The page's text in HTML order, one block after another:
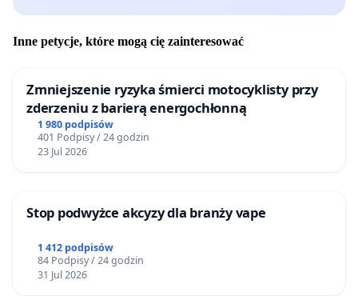
Inne petycje, które mogą cię zainteresować
Zmniejszenie ryzyka śmierci motocyklisty przy
zderzeniu z barierą energochłonną
1 980 podpisów
401 Podpisy / 24 godzin
23 Jul 2026
Stop podwyżce akcyzy dla branży vape
1 412 podpisów
84 Podpisy / 24 godzin
31 Jul 2026